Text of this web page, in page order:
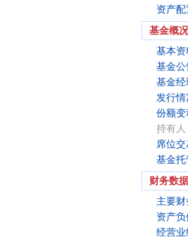
资产配
基金概况
基本资
基金公
基金经
发行情
份额变
持有人
席位交
基金托
财务数据
主要
资产
经营业